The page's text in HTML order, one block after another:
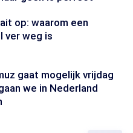
op: waarom een
ver weg is
gaat mogelijk vrijdag
we in Nederland